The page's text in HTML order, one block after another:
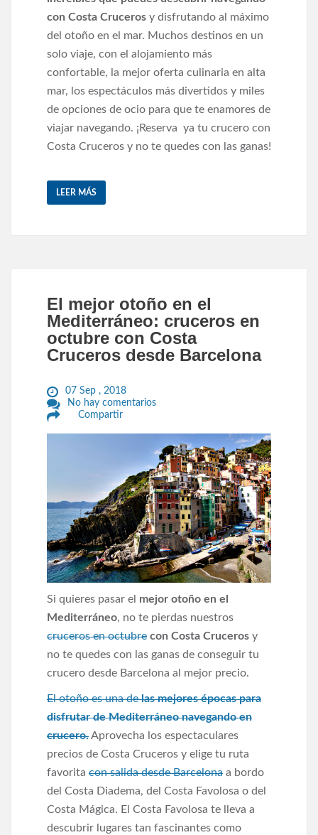
con Costa Cruceros y disfrutando al máximo
del otoño en el mar. Muchos destinos en un
solo viaje, con el alojamiento más
confortable, la mejor oferta culinaria en alta
mar, los espectáculos más divertidos y miles
de opciones de ocio para que te enamores de
viajar navegando. ¡Reserva ya tu crucero con
Costa Cruceros y no te quedes con las ganas!
LEER MÁS
El mejor otoño en el
Mediterráneo: cruceros en
octubre con Costa
Cruceros desde Barcelona
07 Sep , 2018
No hay comentarios
Compartir
Si quieres pasar el mejor otoño en el
Mediterráneo, no te pierdas nuestros
cruceros en octubre con Costa Cruceros y
no te quedes con las ganas de conseguir tu
crucero desde Barcelona al mejor precio.
El otoño es una delas mejores épocas para
disfrutar de Mediterráneo navegando en
crucero.Aprovecha los espectaculares
precios de Costa Cruceros y elige tu ruta
favorita con salida desde Barcelona a bordo
del Costa Diadema, del Costa Favolosa o del
Costa Mágica. El Costa Favolosa te lleva a
descubrir lugares tan fascinantes como